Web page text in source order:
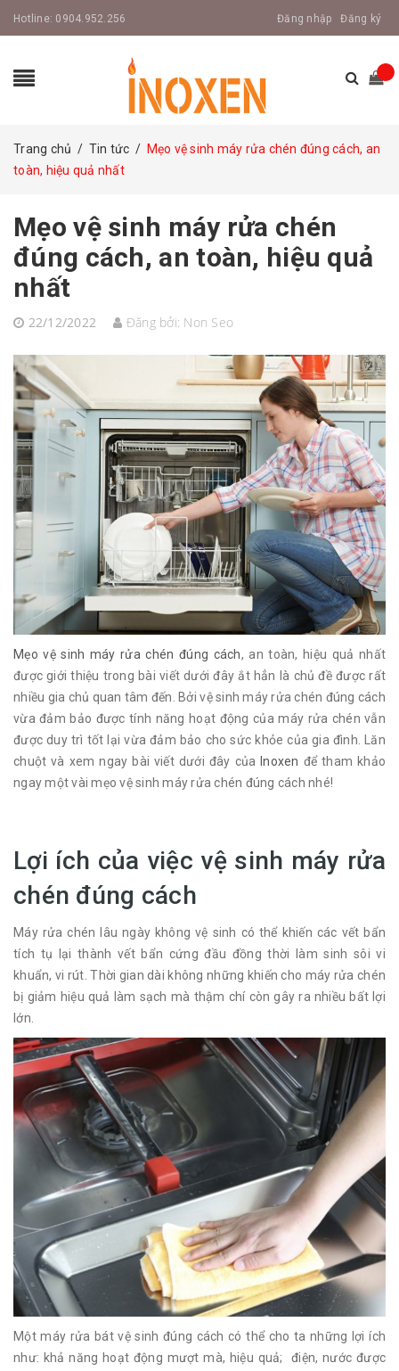
Hotline: 0904.952.256 Đăng nhập Đăng ký
Trang chủ / Tin tức / Mẹo vệ sinh máy rửa chén đúng cách, an
toàn, hiệu quả nhất
Mẹo vệ sinh máy rửa chén
đúng cách, an toàn, hiệu quả
nhất
22/12/2022 Đăng bởi: Non Seo
Mẹo vệ sinh máy rửa chén đúng cách, an toàn, hiệu quả nhất
được giới thiệu trong bài viết dưới đây ắt hẳn là chủ đề được rất
nhiều gia chủ quan tâm đến. Bởi vệ sinh máy rửa chén đúng cách
vừa đảm bảo được tính năng hoạt động của máy rửa chén vẫn
được duy trì tốt lại vừa đảm bảo cho sức khỏe của gia đình. Lăn
chuột và xem ngay bài viết dưới đây củaInoxen để tham khảo
ngay một vài mẹo vệ sinh máy rửa chén đúng cách nhé!
Lợi ích của việc vệ sinh máy rửa
chén đúng cách
Máy rửa chén lâu ngày không vệ sinh có thể khiến các vết bẩn
tích tụ lại thành vết bẩn cứng đầu đồng thời làm sinh sôi vi
khuẩn, vi rút. Thời gian dài không những khiến cho máy rửa chén
bị giảm hiệu quả làm sạch mà thậm chí còn gây ra nhiều bất lợi
lớn.
Một máy rửa bát vệ sinh đúng cách có thể cho ta những lợi ích
như: khả năng hoạt động mượt mà, hiệu quả; điện, nước được